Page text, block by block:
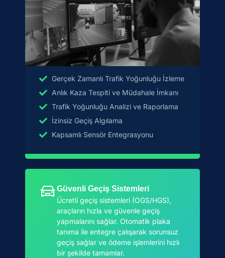
Gerçek Zamanlı Trafik Yoğunluğu İzleme
Anlık Kaza Tespiti ve Müdahale İmkanı
Trafik Yoğunluğu Analizi ve Raporlama
İzinsiz Geçiş Algılama
Kapsamlı Sensör Entegrasyonu
Güvenli Geçiş Sistemleri
Ücretli geçiş sistemleri (OGS/HGS),
araçların hızla ve güvenle geçiş
yapmalarını sağlar. Otomatik plaka
tanıma ile entegre çalışarak sorunsuz
geçiş sağlar ve ödeme işlemlerini hızlı
bir şekilde tamamlar.